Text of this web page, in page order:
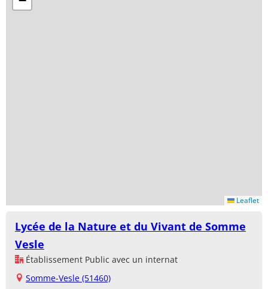
Leaflet
Lycée de la Nature et du Vivant de Somme
Vesle
Établissement Public avec un internat
Somme-Vesle (51460)